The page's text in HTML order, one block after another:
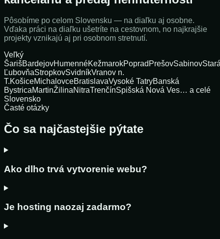
Pôsobíme po celom Slovensku — na diaľku aj osobne.
Vďaka práci na diaľku ušetríte na cestovnom, no najkrajšie
projekty vznikajú aj pri osobnom stretnutí.
Veľký
ŠarišBardejovHumennéKežmarokPoprad PrešovSabinov
ĽubovňaStropkovSvidníkVranov n.
T.KošiceMichalovceBratislavaVysoké TatryBanská
BystricaMartinŽilinaNitraTrenčínSpišská Nová Ves… a celé
Slovensko
Časté otázky
Čo sa najčastejšie pýtate
Ako dlho trvá vytvorenie webu?
Je hosting naozaj zadarmo?